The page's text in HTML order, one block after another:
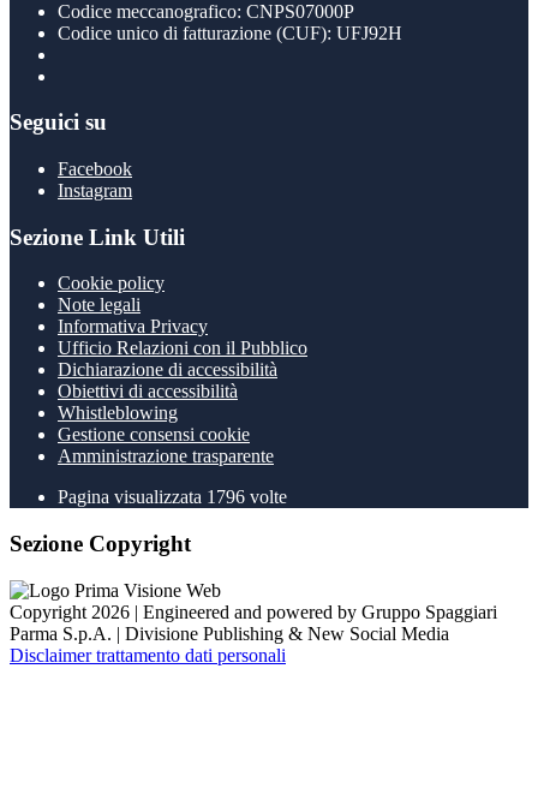
Codice meccanografico: CNPS07000P
Codice unico di fatturazione (CUF): UFJ92H
Seguici su
Facebook
Instagram
Sezione Link Utili
Cookie policy
Note legali
Informativa Privacy
Ufficio Relazioni con il Pubblico
Dichiarazione di accessibilità
Obiettivi di accessibilità
Whistleblowing
Gestione consensi cookie
Amministrazione trasparente
Pagina visualizzata 1796 volte
Sezione Copyright
Copyright 2026 | Engineered and powered by Gruppo Spaggiari
Parma S.p.A. | Divisione Publishing & New Social Media
Disclaimer trattamento dati personali